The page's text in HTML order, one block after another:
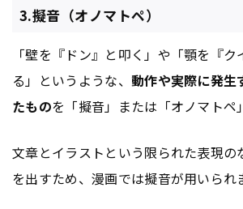
3.擬音（オノマトペ）
「壁を『ドン』と叩く」や「顎を『
る」というような、 動作や実際に発生
たものを「擬音」または「オノマトペ
文章とイラストという限られた表現の
を出すため、漫画では擬音が用いられ